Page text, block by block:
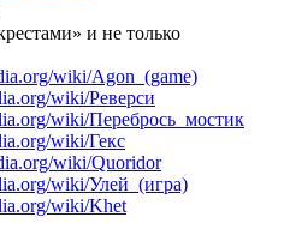
и не только
wiki/Agon_(game)
wiki/Реверси
wiki/Перебрось_мостик
wiki/Гекс
wiki/Quoridor
wiki/Улей_(игра)
wiki/Khet